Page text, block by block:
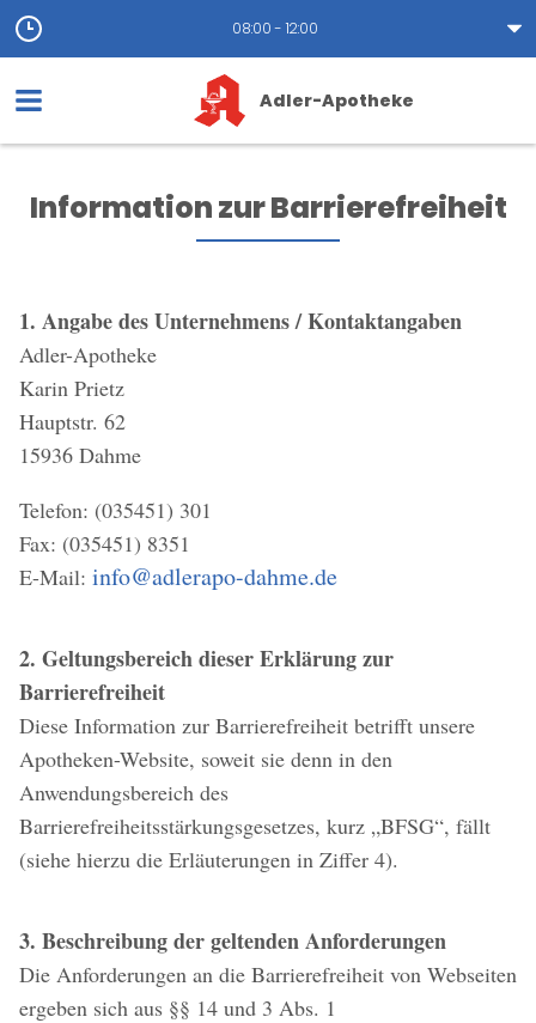
08:00 - 12:00
Adler-Apotheke
Information zur Barrierefreiheit
1. Angabe des Unternehmens / Kontaktangaben
Adler-Apotheke
Karin Prietz
Hauptstr. 62
15936 Dahme
Telefon: (035451) 301
Fax: (035451) 8351
E-Mail: info@adlerapo-dahme.de
2. Geltungsbereich dieser Erklärung zur
Barrierefreiheit
Diese Information zur Barrierefreiheit betrifft unsere
Apotheken-Website, soweit sie denn in den
Anwendungsbereich des
Barrierefreiheitsstärkungsgesetzes, kurz „BFSG“, fällt
(siehe hierzu die Erläuterungen in Ziffer 4).
3. Beschreibung der geltenden Anforderungen
Die Anforderungen an die Barrierefreiheit von Webseiten
ergeben sich aus §§ 14 und 3 Abs. 1